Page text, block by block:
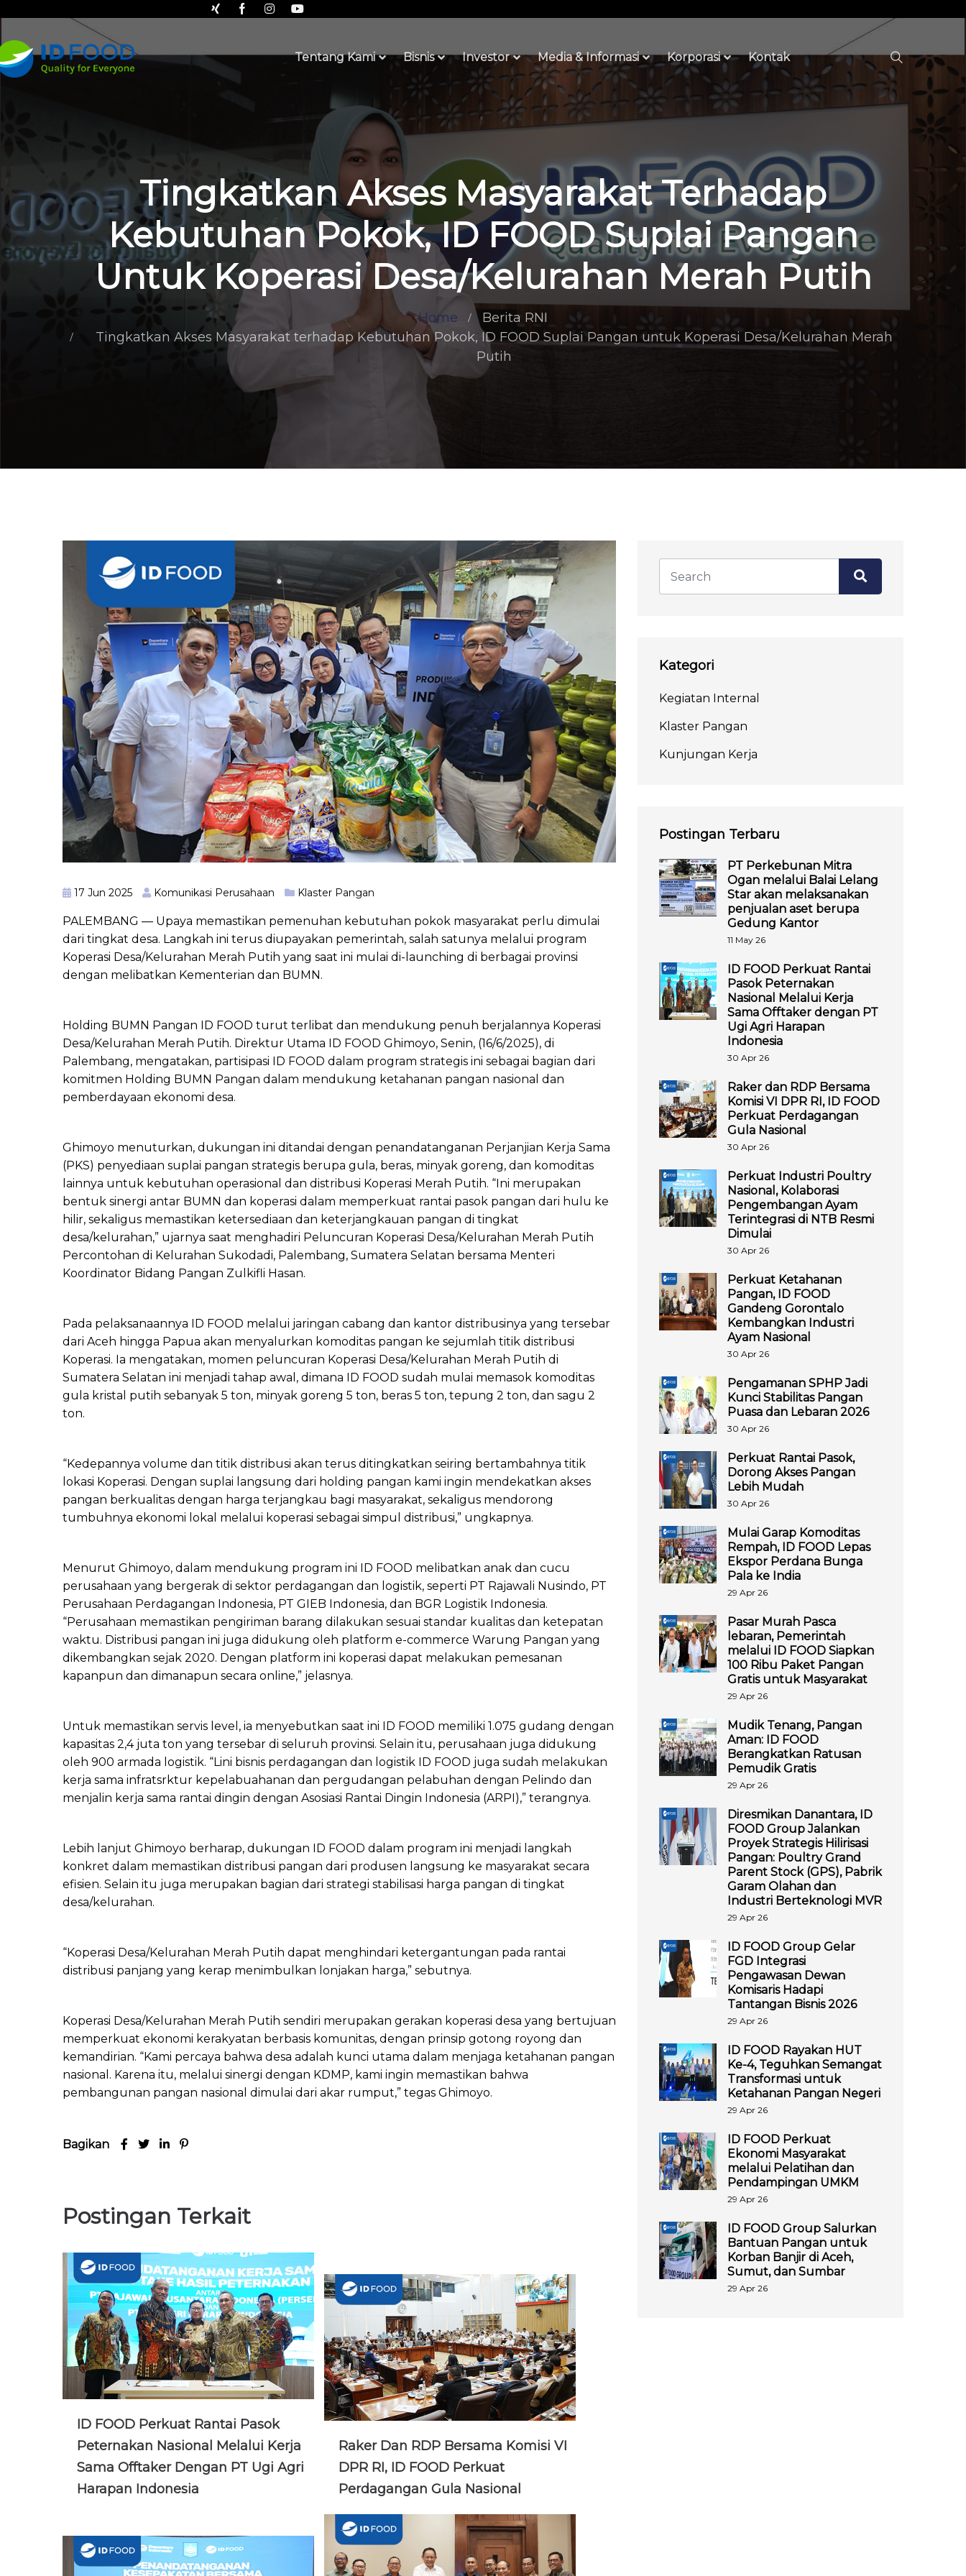
Tentang Kami Bisnis Investor Media & Informasi Korporasi Kontak
Tingkatkan Akses Masyarakat Terhadap
Kebutuhan Pokok, ID FOOD Suplai Pangan
Untuk Koperasi Desa/Kelurahan Merah Putih
Home
Berita RNI
Tingkatkan Akses Masyarakat terhadap Kebutuhan Pokok, ID FOOD Suplai Pangan untuk Koperasi Desa/Kelurahan Merah
Putih
17 Jun 2025 Komunikasi Perusahaan Klaster Pangan
PALEMBANG — Upaya memastikan pemenuhan kebutuhan pokok masyarakat perlu dimulai
dari tingkat desa. Langkah ini terus diupayakan pemerintah, salah satunya melalui program
Koperasi Desa/Kelurahan Merah Putih yang saat ini mulai di-launching di berbagai provinsi
dengan melibatkan Kementerian dan BUMN.
Holding BUMN Pangan ID FOOD turut terlibat dan mendukung penuh berjalannya Koperasi
Desa/Kelurahan Merah Putih. Direktur Utama ID FOOD Ghimoyo, Senin, (16/6/2025), di
Palembang, mengatakan, partisipasi ID FOOD dalam program strategis ini sebagai bagian dari
komitmen Holding BUMN Pangan dalam mendukung ketahanan pangan nasional dan
pemberdayaan ekonomi desa.
Ghimoyo menuturkan, dukungan ini ditandai dengan penandatanganan Perjanjian Kerja Sama
(PKS) penyediaan suplai pangan strategis berupa gula, beras, minyak goreng, dan komoditas
lainnya untuk kebutuhan operasional dan distribusi Koperasi Merah Putih. “Ini merupakan
bentuk sinergi antar BUMN dan koperasi dalam memperkuat rantai pasok pangan dari hulu ke
hilir, sekaligus memastikan ketersediaan dan keterjangkauan pangan di tingkat
desa/kelurahan,” ujarnya saat menghadiri Peluncuran Koperasi Desa/Kelurahan Merah Putih
Percontohan di Kelurahan Sukodadi, Palembang, Sumatera Selatan bersama Menteri
Koordinator Bidang Pangan Zulkifli Hasan.
Pada pelaksanaannya ID FOOD melalui jaringan cabang dan kantor distribusinya yang tersebar
dari Aceh hingga Papua akan menyalurkan komoditas pangan ke sejumlah titik distribusi
Koperasi. Ia mengatakan, momen peluncuran Koperasi Desa/Kelurahan Merah Putih di
Sumatera Selatan ini menjadi tahap awal, dimana ID FOOD sudah mulai memasok komoditas
gula kristal putih sebanyak 5 ton, minyak goreng 5 ton, beras 5 ton, tepung 2 ton, dan sagu 2
ton.
“Kedepannya volume dan titik distribusi akan terus ditingkatkan seiring bertambahnya titik
lokasi Koperasi. Dengan suplai langsung dari holding pangan kami ingin mendekatkan akses
pangan berkualitas dengan harga terjangkau bagi masyarakat, sekaligus mendorong
tumbuhnya ekonomi lokal melalui koperasi sebagai simpul distribusi,” ungkapnya.
Menurut Ghimoyo, dalam mendukung program ini ID FOOD melibatkan anak dan cucu
perusahaan yang bergerak di sektor perdagangan dan logistik, seperti PT Rajawali Nusindo, PT
Perusahaan Perdagangan Indonesia, PT GIEB Indonesia, dan BGR Logistik Indonesia.
“Perusahaan memastikan pengiriman barang dilakukan sesuai standar kualitas dan ketepatan
waktu. Distribusi pangan ini juga didukung oleh platform e-commerce Warung Pangan yang
dikembangkan sejak 2020. Dengan platform ini koperasi dapat melakukan pemesanan
kapanpun dan dimanapun secara online,” jelasnya.
Untuk memastikan servis level, ia menyebutkan saat ini ID FOOD memiliki 1.075 gudang dengan
kapasitas 2,4 juta ton yang tersebar di seluruh provinsi. Selain itu, perusahaan juga didukung
oleh 900 armada logistik. “Lini bisnis perdagangan dan logistik ID FOOD juga sudah melakukan
kerja sama infratsrktur kepelabuahanan dan pergudangan pelabuhan dengan Pelindo dan
menjalin kerja sama rantai dingin dengan Asosiasi Rantai Dingin Indonesia (ARPI),” terangnya.
Lebih lanjut Ghimoyo berharap, dukungan ID FOOD dalam program ini menjadi langkah
konkret dalam memastikan distribusi pangan dari produsen langsung ke masyarakat secara
efisien. Selain itu juga merupakan bagian dari strategi stabilisasi harga pangan di tingkat
desa/kelurahan.
“Koperasi Desa/Kelurahan Merah Putih dapat menghindari ketergantungan pada rantai
distribusi panjang yang kerap menimbulkan lonjakan harga,” sebutnya.
Koperasi Desa/Kelurahan Merah Putih sendiri merupakan gerakan koperasi desa yang bertujuan
memperkuat ekonomi kerakyatan berbasis komunitas, dengan prinsip gotong royong dan
kemandirian. “Kami percaya bahwa desa adalah kunci utama dalam menjaga ketahanan pangan
nasional. Karena itu, melalui sinergi dengan KDMP, kami ingin memastikan bahwa
pembangunan pangan nasional dimulai dari akar rumput,” tegas Ghimoyo.
Bagikan
Postingan Terkait
ID FOOD Perkuat Rantai Pasok
Peternakan Nasional Melalui Kerja
Sama Offtaker Dengan PT Ugi Agri
Harapan Indonesia
Raker Dan RDP Bersama Komisi VI
DPR RI, ID FOOD Perkuat
Perdagangan Gula Nasional
Kategori
Kegiatan Internal
Klaster Pangan
Kunjungan Kerja
Postingan Terbaru
PT Perkebunan Mitra
Ogan melalui Balai Lelang
Star akan melaksanakan
penjualan aset berupa
Gedung Kantor
11 May 26
ID FOOD Perkuat Rantai
Pasok Peternakan
Nasional Melalui Kerja
Sama Offtaker dengan PT
Ugi Agri Harapan
Indonesia
30 Apr 26
Raker dan RDP Bersama
Komisi VI DPR RI, ID FOOD
Perkuat Perdagangan
Gula Nasional
30 Apr 26
Perkuat Industri Poultry
Nasional, Kolaborasi
Pengembangan Ayam
Terintegrasi di NTB Resmi
Dimulai
30 Apr 26
Perkuat Ketahanan
Pangan, ID FOOD
Gandeng Gorontalo
Kembangkan Industri
Ayam Nasional
30 Apr 26
Pengamanan SPHP Jadi
Kunci Stabilitas Pangan
Puasa dan Lebaran 2026
30 Apr 26
Perkuat Rantai Pasok,
Dorong Akses Pangan
Lebih Mudah
30 Apr 26
Mulai Garap Komoditas
Rempah, ID FOOD Lepas
Ekspor Perdana Bunga
Pala ke India
29 Apr 26
Pasar Murah Pasca
lebaran, Pemerintah
melalui ID FOOD Siapkan
100 Ribu Paket Pangan
Gratis untuk Masyarakat
29 Apr 26
Mudik Tenang, Pangan
Aman: ID FOOD
Berangkatkan Ratusan
Pemudik Gratis
29 Apr 26
Diresmikan Danantara, ID
FOOD Group Jalankan
Proyek Strategis Hilirisasi
Pangan: Poultry Grand
Parent Stock (GPS), Pabrik
Garam Olahan dan
Industri Berteknologi MVR
29 Apr 26
ID FOOD Group Gelar
FGD Integrasi
Pengawasan Dewan
Komisaris Hadapi
Tantangan Bisnis 2026
29 Apr 26
ID FOOD Rayakan HUT
Ke-4, Teguhkan Semangat
Transformasi untuk
Ketahanan Pangan Negeri
29 Apr 26
ID FOOD Perkuat
Ekonomi Masyarakat
melalui Pelatihan dan
Pendampingan UMKM
29 Apr 26
ID FOOD Group Salurkan
Bantuan Pangan untuk
Korban Banjir di Aceh,
Sumut, dan Sumbar
29 Apr 26